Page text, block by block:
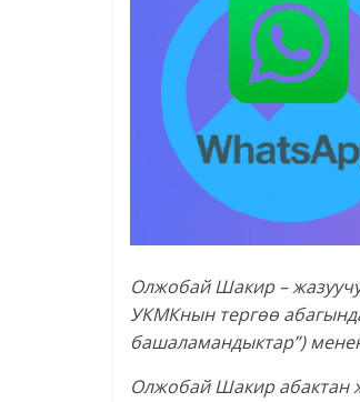
Олжобай Шакир –
УКМКнын тергөө
башаламандыктар”)
Олжобай Шакир абактан